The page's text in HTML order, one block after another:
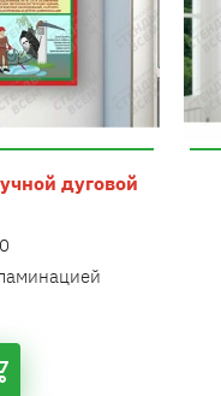
дуговой